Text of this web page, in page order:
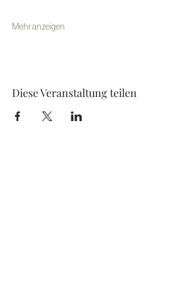
Mehr anzeigen
Diese Veranstaltung teilen